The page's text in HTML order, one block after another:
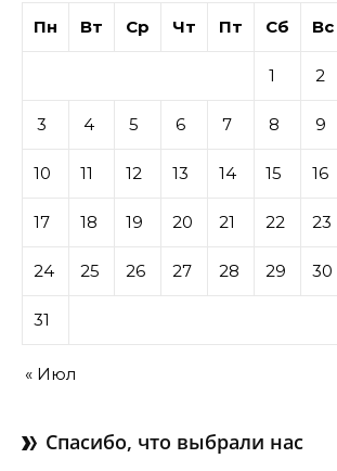
Пн
Вт Ср Чт Пт Сб Вс
1 2
3 4 5 6 7 8 9
10 11 12 13 14 15 16
17 18 19 20 21 22 23
24 25 26 27 28 29 30
31
« Июл
Спасибо, что выбрали нас